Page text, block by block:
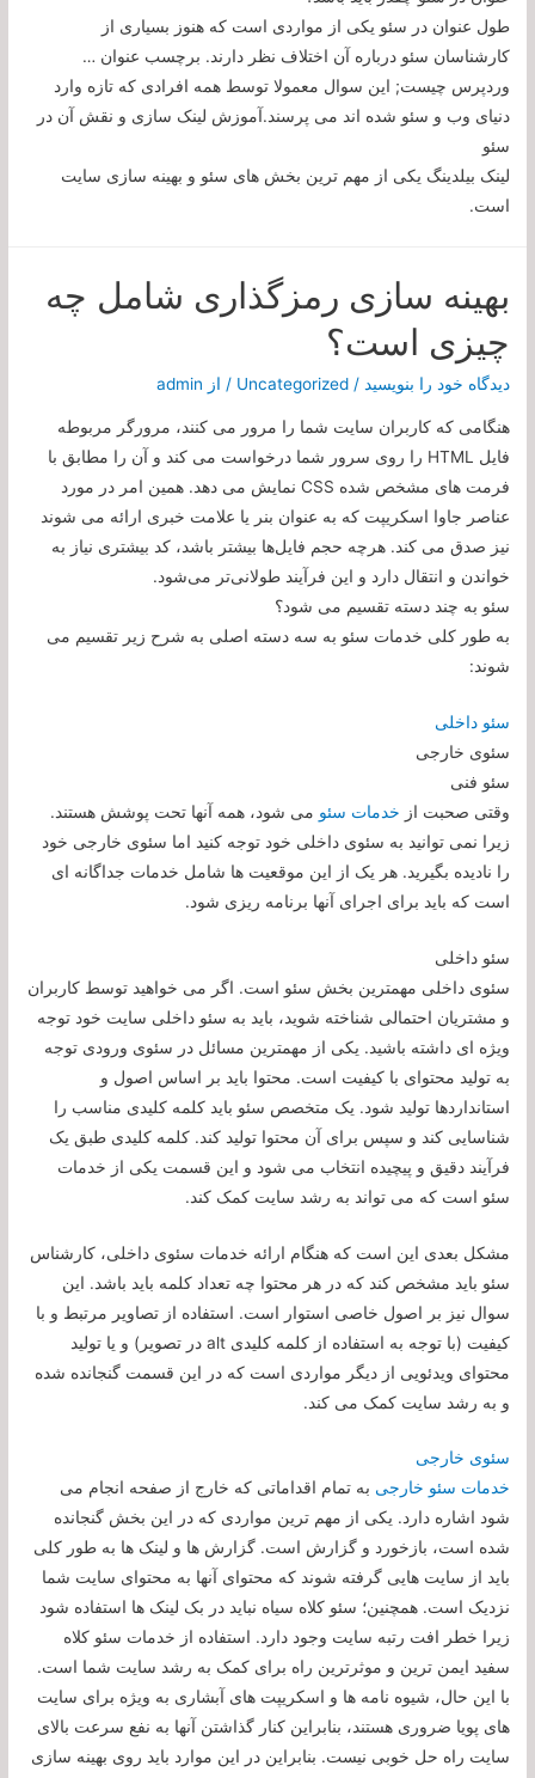
طول عنوان در سئو یکی از مواردی است که هنوز بسیاری از
کارشناسان سئو درباره آن اختلاف نظر دارند. برچسب عنوان …
وردپرس چیست; این سوال معمولا توسط همه افرادی که تازه وارد
دنیای وب و سئو شده اند می پرسند.آموزش لینک سازی و نقش آن در
سئو
لینک بیلدینگ یکی از مهم ترین بخش های سئو و بهینه سازی سایت
است.
بهینه سازی رمزگذاری شامل چه
چیزی است؟
دیدگاه‌ خود را بنویسید /
Uncategorized / از admin
هنگامی که کاربران سایت شما را مرور می کنند، مرورگر مربوطه
فایل HTML را روی سرور شما درخواست می کند و آن را مطابق با
فرمت های مشخص شده CSS نمایش می دهد. همین امر در مورد
عناصر جاوا اسکریپت که به عنوان بنر یا علامت خبری ارائه می شوند
نیز صدق می کند. هرچه حجم فایل‌ها بیشتر باشد، کد بیشتری نیاز به
خواندن و انتقال دارد و این فرآیند طولانی‌تر می‌شود.
سئو به چند دسته تقسیم می شود؟
به طور کلی خدمات سئو به سه دسته اصلی به شرح زیر تقسیم می
شوند:
سئو داخلی
سئوی خارجی
سئو فنی
وقتی صحبت از خدمات سئو می شود، همه آنها تحت پوشش هستند.
زیرا نمی توانید به سئوی داخلی خود توجه کنید اما سئوی خارجی خود
را نادیده بگیرید. هر یک از این موقعیت ها شامل خدمات جداگانه ای
است که باید برای اجرای آنها برنامه ریزی شود.
سئو داخلی
سئوی داخلی مهمترین بخش سئو است. اگر می خواهید توسط کاربران
و مشتریان احتمالی شناخته شوید، باید به سئو داخلی سایت خود توجه
ویژه ای داشته باشید. یکی از مهمترین مسائل در سئوی ورودی توجه
به تولید محتوای با کیفیت است. محتوا باید بر اساس اصول و
استانداردها تولید شود. یک متخصص سئو باید کلمه کلیدی مناسب را
شناسایی کند و سپس برای آن محتوا تولید کند. کلمه کلیدی طبق یک
فرآیند دقیق و پیچیده انتخاب می شود و این قسمت یکی از خدمات
سئو است که می تواند به رشد سایت کمک کند.
مشکل بعدی این است که هنگام ارائه خدمات سئوی داخلی، کارشناس
سئو باید مشخص کند که در هر محتوا چه تعداد کلمه باید باشد. این
سوال نیز بر اصول خاصی استوار است. استفاده از تصاویر مرتبط و با
کیفیت (با توجه به استفاده از کلمه کلیدی alt در تصویر) و یا تولید
محتوای ویدئویی از دیگر مواردی است که در این قسمت گنجانده شده
و به رشد سایت کمک می کند.
سئوی خارجی
خدمات سئو خارجی به تمام اقداماتی که خارج از صفحه انجام می
شود اشاره دارد. یکی از مهم ترین مواردی که در این بخش گنجانده
شده است، بازخورد و گزارش است. گزارش ها و لینک ها به طور کلی
باید از سایت هایی گرفته شوند که محتوای آنها به محتوای سایت شما
نزدیک است. همچنین؛ سئو کلاه سیاه نباید در بک لینک ها استفاده شود
زیرا خطر افت رتبه سایت وجود دارد. استفاده از خدمات سئو کلاه
سفید ایمن ترین و موثرترین راه برای کمک به رشد سایت شما است.
با این حال، شیوه نامه ها و اسکریپت های آبشاری به ویژه برای سایت
های پویا ضروری هستند، بنابراین کنار گذاشتن آنها به نفع سرعت بالای
سایت راه حل خوبی نیست. بنابراین در این موارد باید روی بهینه سازی